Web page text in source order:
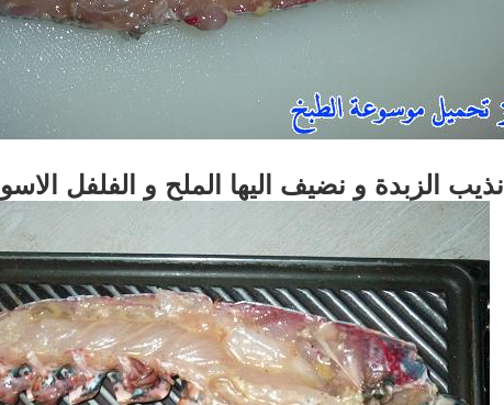
نذيب الزبدة و نضيف اليها الملح و الفلفل